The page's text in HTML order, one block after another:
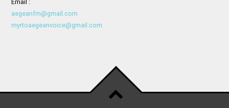
Email :
aegeanfm@gmail.com
myrtoaegeanvoice@gmail.com